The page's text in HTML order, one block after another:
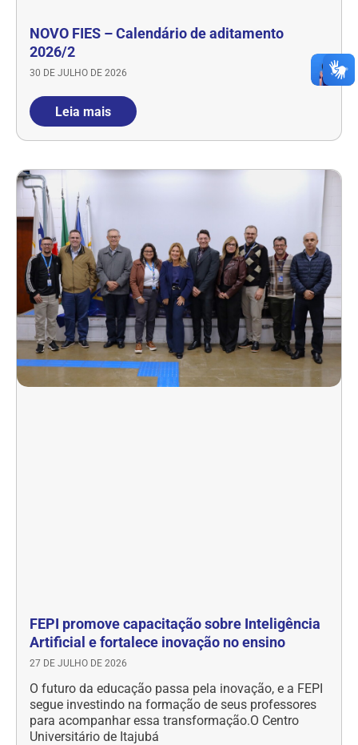
NOVO FIES – Calendário de aditamento
2026/2
30 DE JULHO DE 2026
Leia mais
FEPI promove capacitação sobre Inteligência
Artificial e fortalece inovação no ensino
27 DE JULHO DE 2026
O futuro da educação passa pela inovação, e a FEPI
segue investindo na formação de seus professores
para acompanhar essa transformação.O Centro
Universitário de Itajubá